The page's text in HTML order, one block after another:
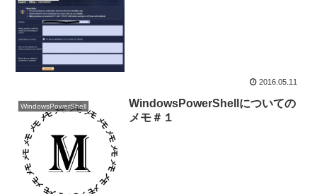
2016.05.11
WindowsPowerShell
WindowsPowerShellについての
メモ＃１